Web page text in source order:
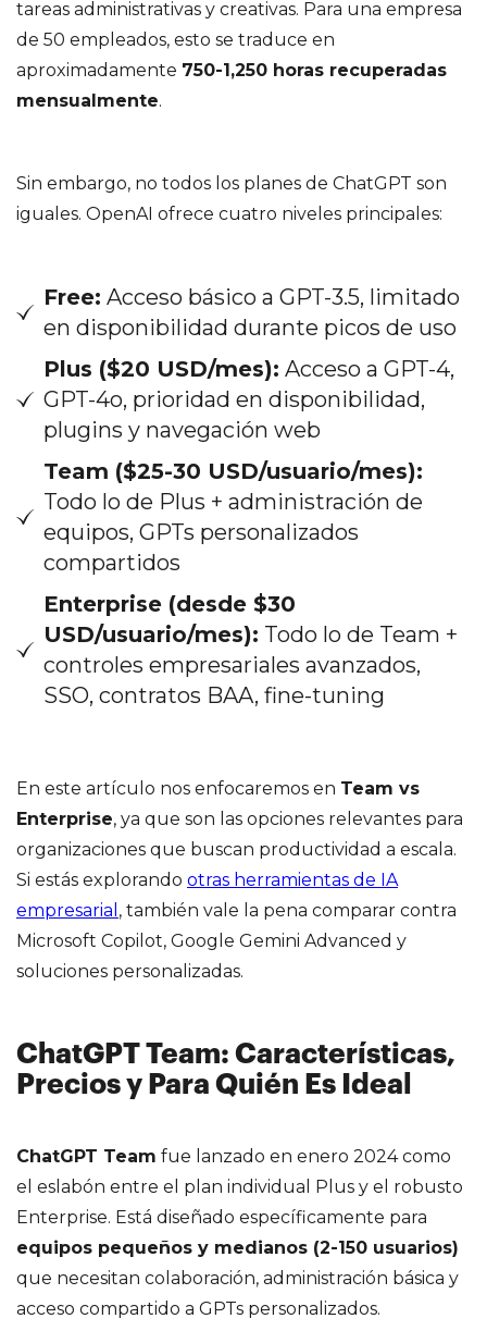
tareas administrativas y creativas. Para una empresa
de 50 empleados, esto se traduce en
aproximadamente 750-1,250 horas recuperadas
mensualmente.
Sin embargo, no todos los planes de ChatGPT son
iguales. OpenAI ofrece cuatro niveles principales:
Free: Acceso básico a GPT-3.5, limitado
en disponibilidad durante picos de uso
Plus ($20 USD/mes): Acceso a GPT-4,
GPT-4o, prioridad en disponibilidad,
plugins y navegación web
Team ($25-30 USD/usuario/mes):
Todo lo de Plus + administración de
equipos, GPTs personalizados
compartidos
Enterprise (desde $30
USD/usuario/mes): Todo lo de Team +
controles empresariales avanzados,
SSO, contratos BAA, fine-tuning
En este artículo nos enfocaremos en Team vs
Enterprise, ya que son las opciones relevantes para
organizaciones que buscan productividad a escala.
Si estás explorando otras herramientas de IA
empresarial , también vale la pena comparar contra
Microsoft Copilot, Google Gemini Advanced y
soluciones personalizadas.
ChatGPT Team: Características,
Precios y Para Quién Es Ideal
ChatGPT Team fue lanzado en enero 2024 como
el eslabón entre el plan individual Plus y el robusto
Enterprise. Está diseñado específicamente para
equipos pequeños y medianos (2-150 usuarios)
que necesitan colaboración, administración básica y
acceso compartido a GPTs personalizados.